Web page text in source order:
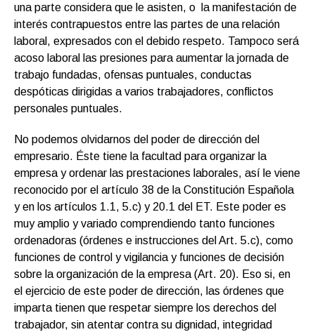
una parte considera que le asisten, o la manifestación de
interés contrapuestos entre las partes de una relación
laboral, expresados con el debido respeto. Tampoco será
acoso laboral las presiones para aumentar la jornada de
trabajo fundadas, ofensas puntuales, conductas
despóticas dirigidas a varios trabajadores, conflictos
personales puntuales.
No podemos olvidarnos del poder de dirección del
empresario. Éste tiene la facultad para organizar la
empresa y ordenar las prestaciones laborales, así le viene
reconocido por el artículo 38 de la Constitución Española
y en los artículos 1.1, 5.c) y 20.1 del ET. Este poder es
muy amplio y variado comprendiendo tanto funciones
ordenadoras (órdenes e instrucciones del Art. 5.c), como
funciones de control y vigilancia y funciones de decisión
sobre la organización de la empresa (Art. 20). Eso si, en
el ejercicio de este poder de dirección, las órdenes que
imparta tienen que respetar siempre los derechos del
trabajador, sin atentar contra su dignidad, integridad